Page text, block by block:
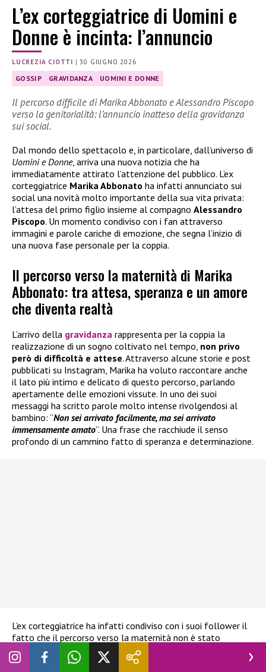
L’ex corteggiatrice di Uomini e
Donne è incinta: l’annuncio
LUCREZIA CIOTTI |30 GIUGNO 2026
GOSSIP GRAVIDANZA UOMINI E DONNE
Il percorso difficile di Marika Abbonato e Alessandro Piscopo
verso la genitorialità: l’annuncio inatteso della gravidanza
sui social.
Dal mondo dello spettacolo e, in particolare, dall’universo di
Uomini e Donne, arriva una nuova notizia che ha
immediatamente attirato l’attenzione del pubblico. L’ex
corteggiatrice Marika Abbonato ha infatti annunciato sui
social una novità molto importante della sua vita privata:
l’attesa del primo figlio insieme al compagno Alessandro
Piscopo. Un momento condiviso con i fan attraverso
immagini e parole cariche di emozione, che segna l’inizio di
una nuova fase personale per la coppia.
Il percorso verso la maternità di Marika
Abbonato: tra attesa, speranza e un amore
che diventa realtà
L’arrivo della gravidanza rappresenta per la coppia la
realizzazione di un sogno coltivato nel tempo, non privo
però di difficoltà e attese. Attraverso alcune storie e post
pubblicati su Instagram, Marika ha voluto raccontare anche
il lato più intimo e delicato di questo percorso, parlando
apertamente delle emozioni vissute. In uno dei suoi
messaggi ha scritto parole molto intense rivolgendosi al
bambino: “Non sei arrivato facilmente, ma sei arrivato
immensamente amato”. Una frase che racchiude il senso
profondo di un cammino fatto di speranza e determinazione.
L’ex corteggiatrice ha infatti condiviso con i suoi follower il
fatto che il percorso verso la maternità non è stato
immediato. Ha spiegato come, a volte, il desiderio di
diventare genitori si intrecci con momenti di attesa e